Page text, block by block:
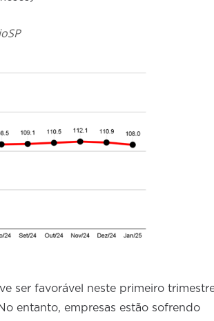
ser favorável neste primeiro
entanto, empresas estão sofrendo